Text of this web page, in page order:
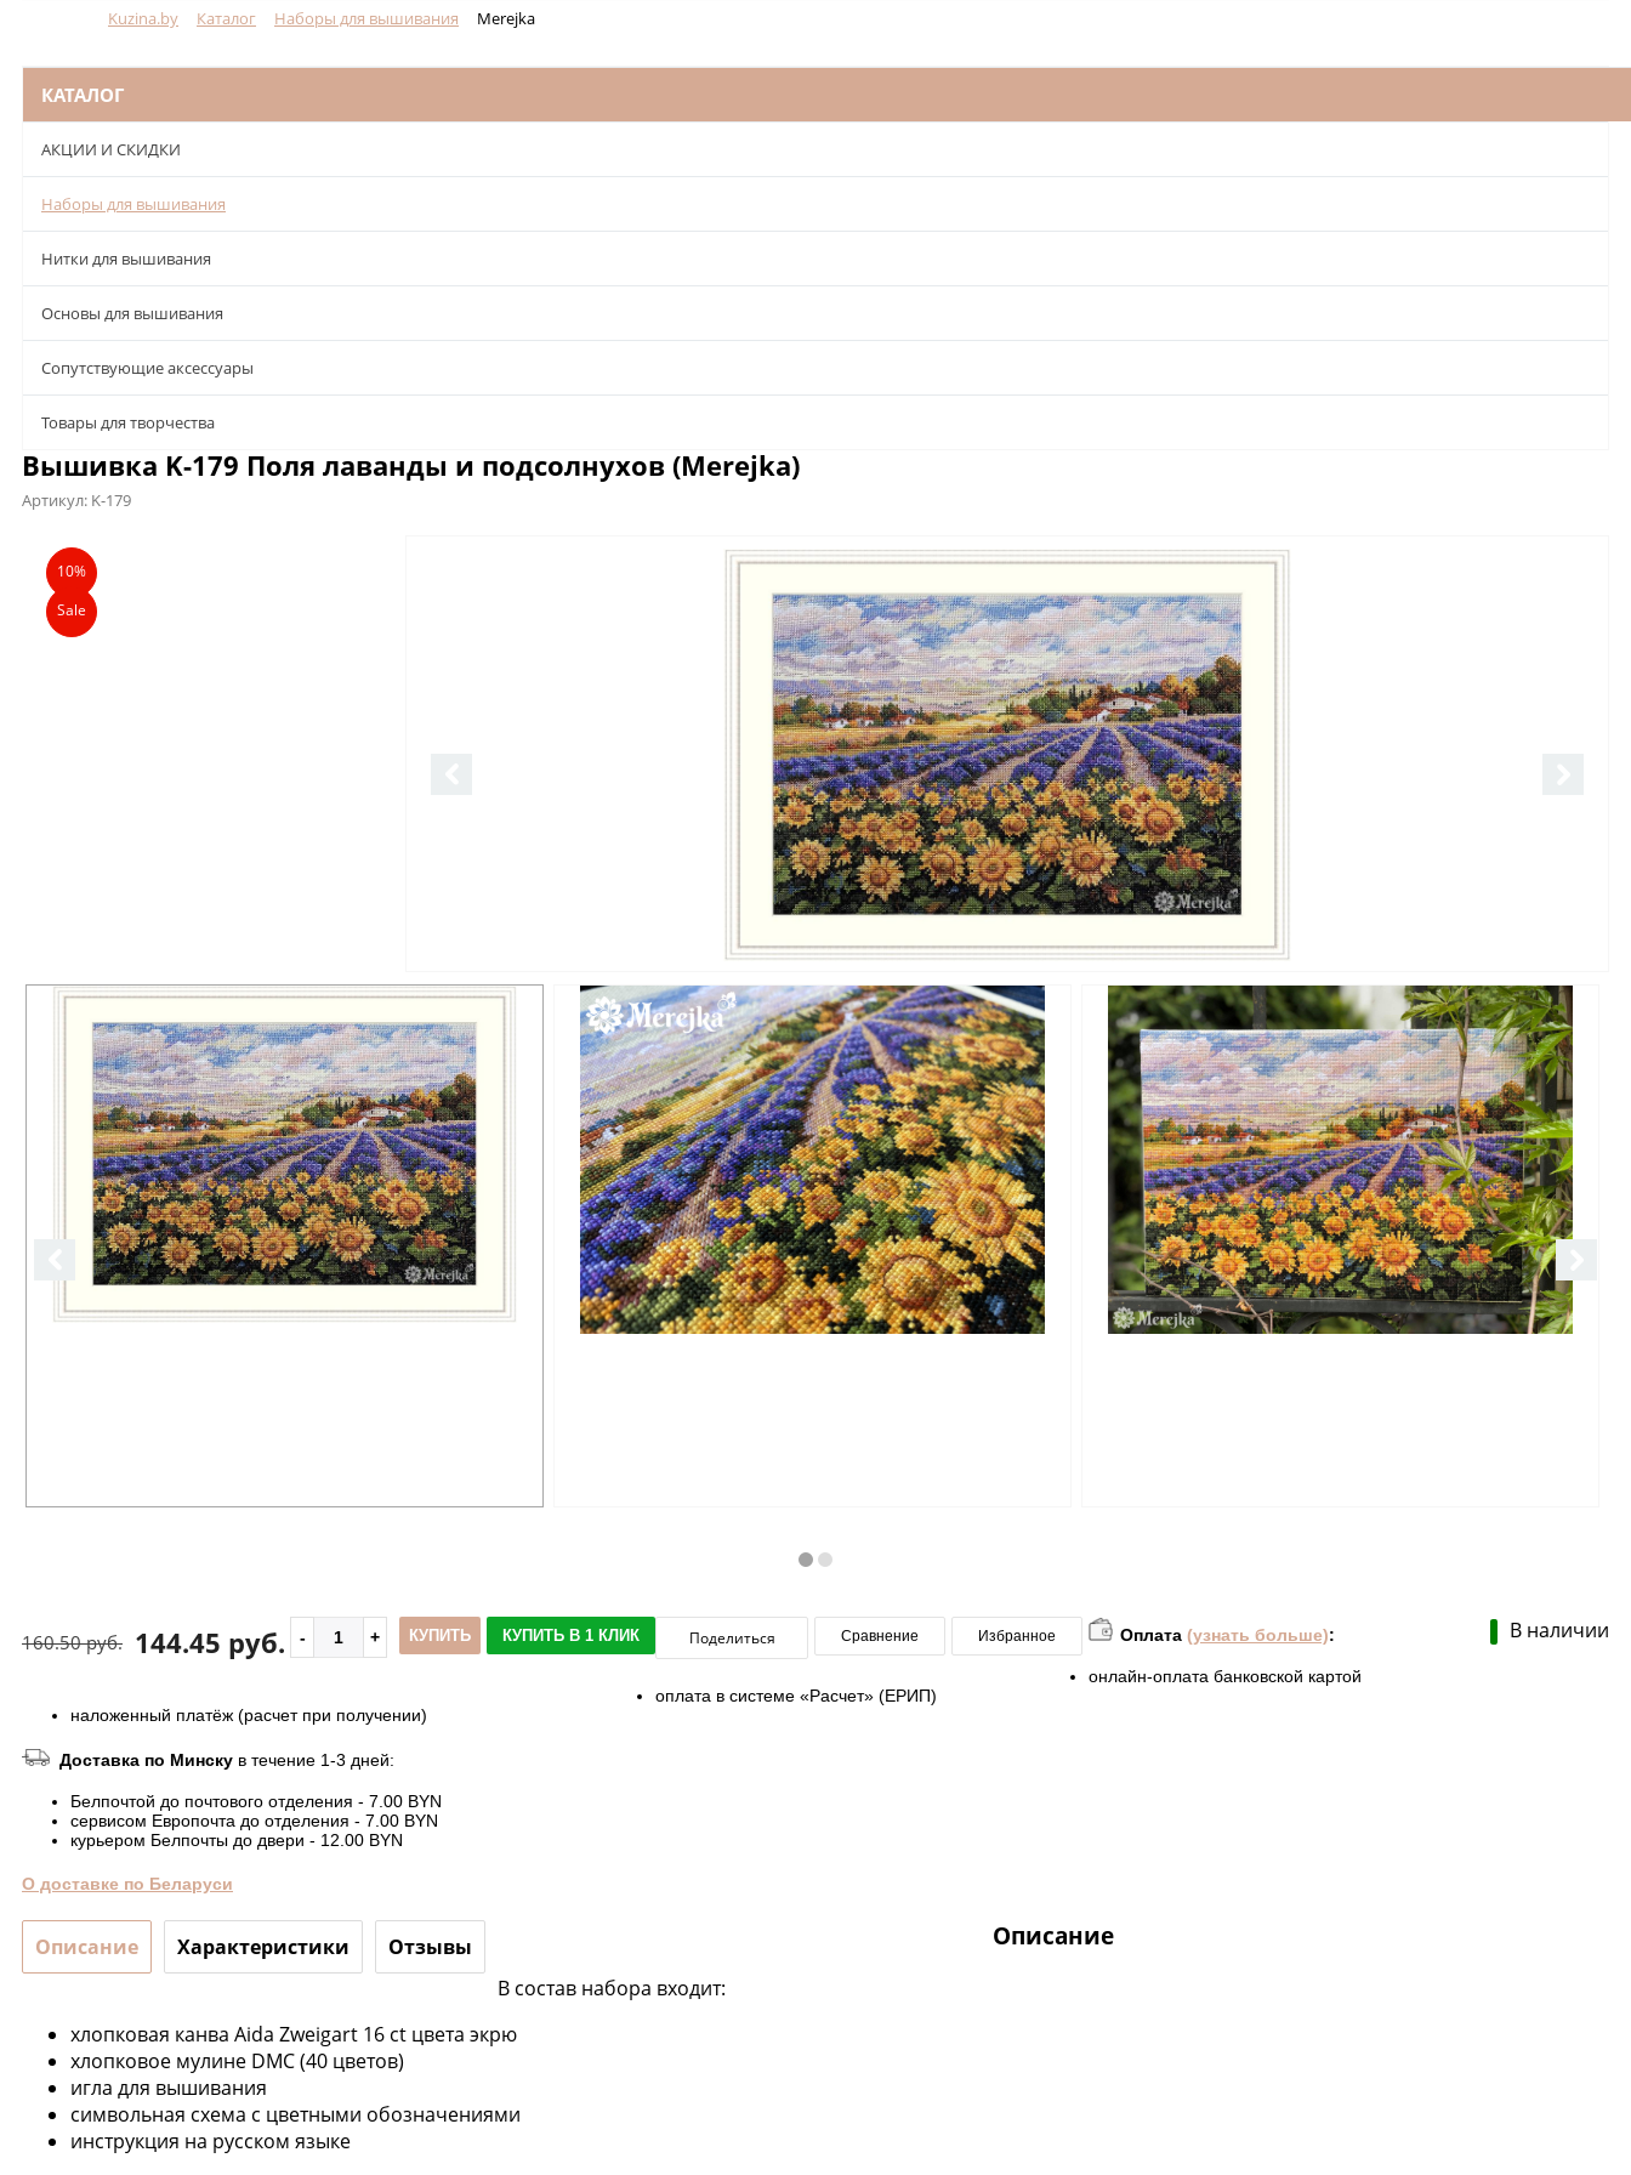
Kuzina.by Каталог Наборы для вышивания Merejka
КАТАЛОГ
АКЦИИ И СКИДКИ
Наборы для вышивания
Нитки для вышивания
Основы для вышивания
Сопутствующие аксессуары
Товары для творчества
Вышивка K-179 Поля лаванды и подсолнухов (Merejka)
Артикул: K-179
Описание
10%
Sale
В наличии
144.45 руб.
160.50 руб. КУПИТЬ КУПИТЬ В 1 КЛИК Поделиться Сравнение Избранное Оплата (узнать больше):
онлайн-оплата банковской картой
оплата в системе «Расчет» (ЕРИП)
наложенный платёж (расчет при получении)
Доставка по Минску в течение 1-3 дней:
Белпочтой до почтового отделения - 7.00 BYN
сервисом Европочта до отделения - 7.00 BYN
курьером Белпочты до двери - 12.00 BYN
О доставке по Беларуси
Описание Характеристики Отзывы Описание
В состав набора входит:
хлопковая канва Aida Zweigart 16 ct цвета экрю
хлопковое мулине DMC (40 цветов)
игла для вышивания
символьная схема с цветными обозначениями
инструкция на русском языке